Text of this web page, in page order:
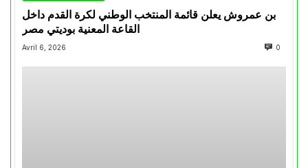
بن عمروش يعلن قائمة المنتخب الوطني لكرة القدم داخل
القاعة المعنية بوديتي مصر
Avril 6, 2026 0